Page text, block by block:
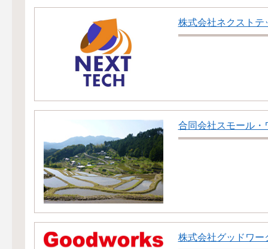
株式会社ネクストテ
合同会社スモール・
株式会社グッドワー